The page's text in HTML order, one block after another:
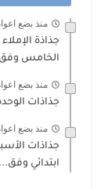
منذ بضع
جذاذة
الخامس
منذ بضع
جذاذات الوحدة الأولى 1 المنير في
منذ بضع
جذاذات
ابتدائي وفق...